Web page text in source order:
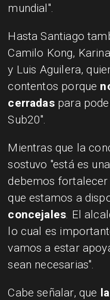
mundial".
Hasta Santiago
Camilo Kong,
y Luis Aguilera,
contentos porque
cerradaspara
Sub20".
Mientras que la
sostuvo "está es
debemos
que estamos a
concejales. El
lo cual es
vamos a estar
sean necesarias".
Cabe señalar, que